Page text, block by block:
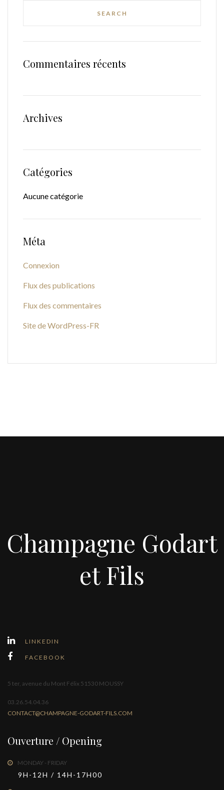
Commentaires récents
Archives
Catégories
Aucune catégorie
Méta
Connexion
Flux des publications
Flux des commentaires
Site de WordPress-FR
Champagne Godart
et Fils
LINKEDIN
FACEBOOK
5 ter, avenue du Mont Félix 51530 MOUSSY
03.26.54.04.36
CONTACT@CHAMPAGNE-GODART-FILS.COM
Ouverture / Opening
MONDAY - FRIDAY
9H-12H / 14H-17H00